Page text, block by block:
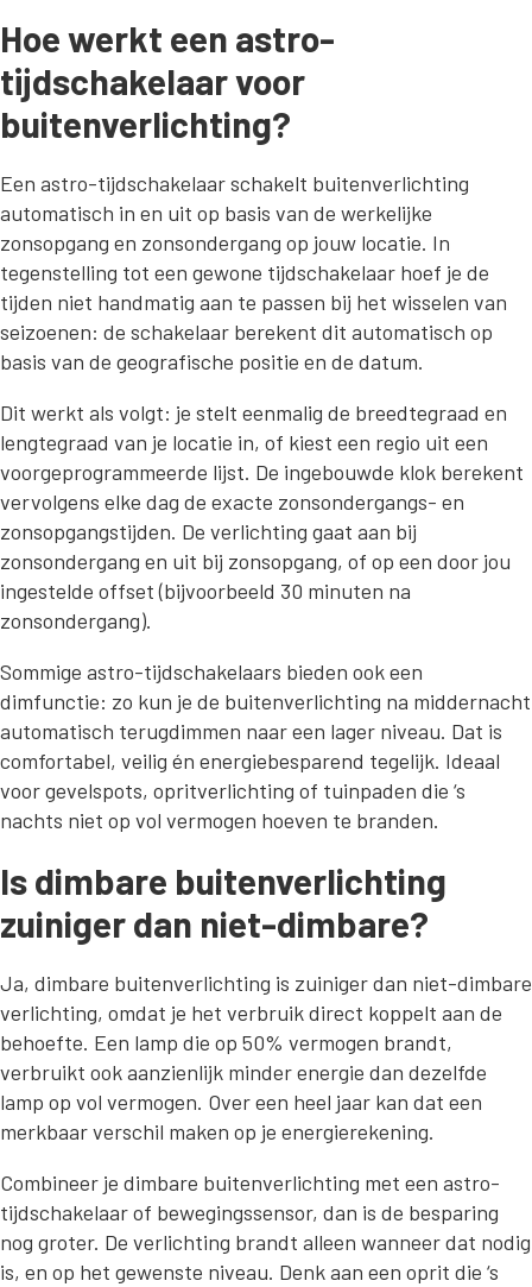
Hoe werkt een astro-
tijdschakelaar voor
buitenverlichting?
Een astro-tijdschakelaar schakelt buitenverlichting
automatisch in en uit op basis van de werkelijke
zonsopgang en zonsondergang op jouw locatie. In
tegenstelling tot een gewone tijdschakelaar hoef je de
tijden niet handmatig aan te passen bij het wisselen van
seizoenen: de schakelaar berekent dit automatisch op
basis van de geografische positie en de datum.
Dit werkt als volgt: je stelt eenmalig de breedtegraad en
lengtegraad van je locatie in, of kiest een regio uit een
voorgeprogrammeerde lijst. De ingebouwde klok berekent
vervolgens elke dag de exacte zonsondergangs- en
zonsopgangstijden. De verlichting gaat aan bij
zonsondergang en uit bij zonsopgang, of op een door jou
ingestelde offset (bijvoorbeeld 30 minuten na
zonsondergang).
Sommige astro-tijdschakelaars bieden ook een
dimfunctie: zo kun je de buitenverlichting na middernacht
automatisch terugdimmen naar een lager niveau. Dat is
comfortabel, veilig én energiebesparend tegelijk. Ideaal
voor gevelspots, opritverlichting of tuinpaden die ‘s
nachts niet op vol vermogen hoeven te branden.
Is dimbare buitenverlichting
zuiniger dan niet-dimbare?
Ja, dimbare buitenverlichting is zuiniger dan niet-dimbare
verlichting, omdat je het verbruik direct koppelt aan de
behoefte. Een lamp die op 50% vermogen brandt,
verbruikt ook aanzienlijk minder energie dan dezelfde
lamp op vol vermogen. Over een heel jaar kan dat een
merkbaar verschil maken op je energierekening.
Combineer je dimbare buitenverlichting met een astro-
tijdschakelaar of bewegingssensor, dan is de besparing
nog groter. De verlichting brandt alleen wanneer dat nodig
is, en op het gewenste niveau. Denk aan een oprit die ‘s